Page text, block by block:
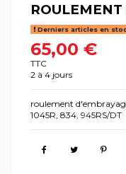
Derniers articles en
65,00 €
TTC
2 à 4 jours
roulement
1045R, 834, 945RS/DT